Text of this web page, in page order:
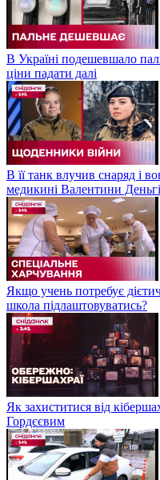
В Україні подешевшало
ціни падати далі
В її танк влучив снаряд і
медикині Валентини
Якщо учень потребує
школа підлаштовуватись?
Як захиститися від
Гордєєвим